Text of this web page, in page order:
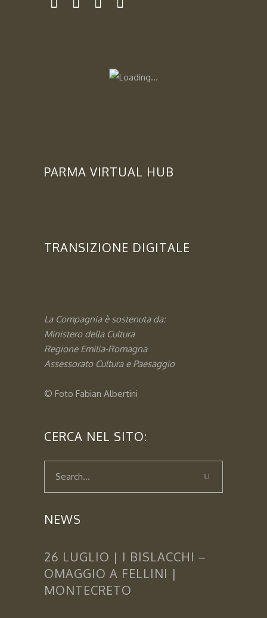
PARMA VIRTUAL HUB
TRANSIZIONE DIGITALE
La Compagnia è sostenuta da:
Ministero della Cultura
Regione Emilia-Romagna
Assessorato Cultura e Paesaggio
© Foto Fabian Albertini
CERCA NEL SITO:
NEWS
26 LUGLIO | I BISLACCHI –
OMAGGIO A FELLINI |
MONTECRETO